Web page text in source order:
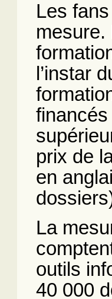
Les
mesure.
l’instar
prix de
en
La
outils
40 000